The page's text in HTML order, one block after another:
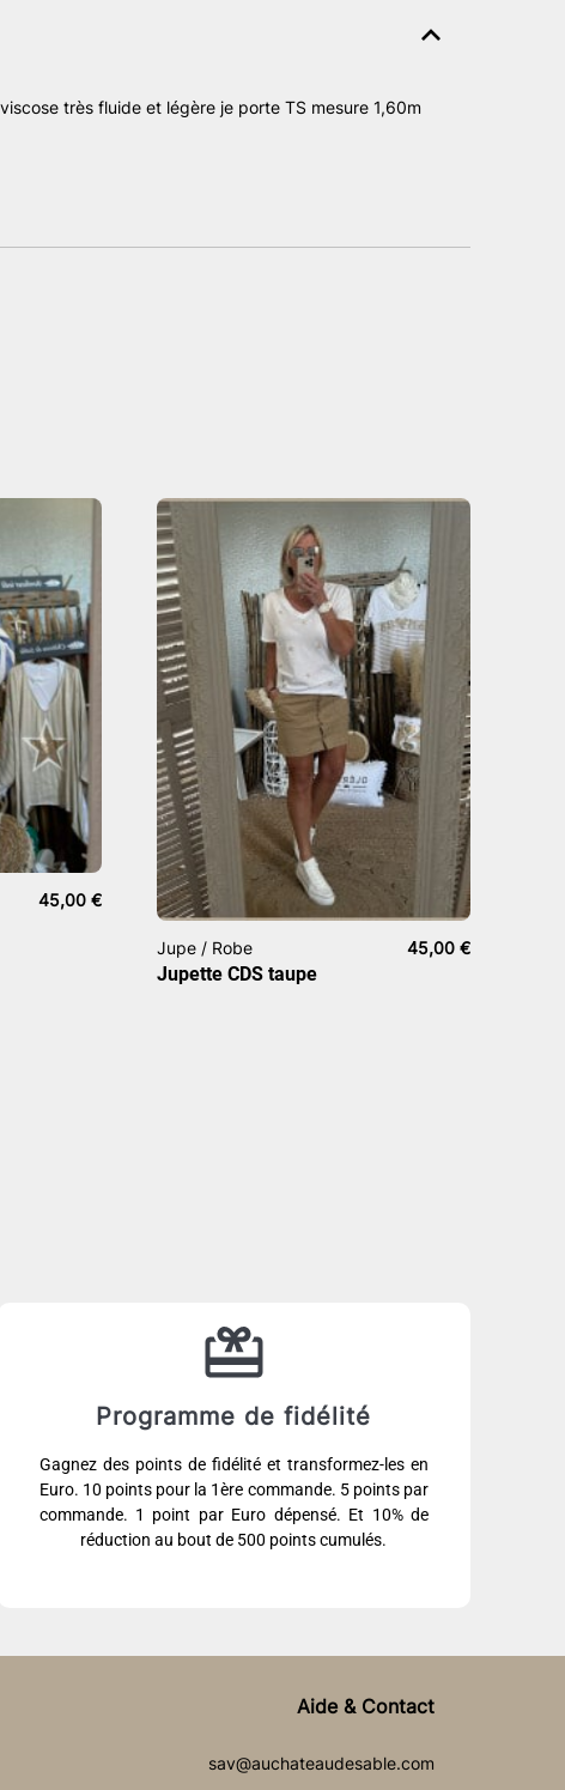
très fluide et légère je porte TS mesure 1,60m
45,00 €
Jupe / Robe 45,00 €
Jupette CDS taupe
Programme de fidélité
Gagnez des points de fidélité et transformez-les en
Euro. 10 points pour la 1ère commande. 5 points par
commande. 1 point par Euro dépensé. Et 10% de
réduction au bout de 500 points cumulés.
Aide & Contact
sav@auchateaudesable.com